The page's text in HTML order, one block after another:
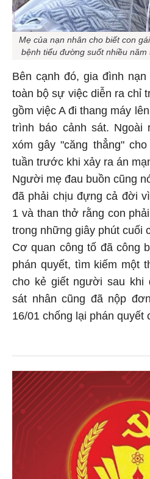
Mẹ của nạn nhân cho biết con
bệnh tiểu đường suốt nhiều
Bên cạnh đó, gia đình
toàn bộ sự việc diễn ra chỉ
gồm việc A đi thang máy
trình báo cảnh sát. Ngoài
xóm gây "căng thẳng"
tuần trước khi xảy ra án
Người mẹ đau buồn cũng
đã phải chịu đựng cả đời
1 và than thở rằng con
trong những giây phút cuối
Cơ quan công tố đã công
phán quyết, tìm kiếm một
cho kẻ giết người sau khi
sát nhân cũng đã nộp
16/01 chống lại phán quyết